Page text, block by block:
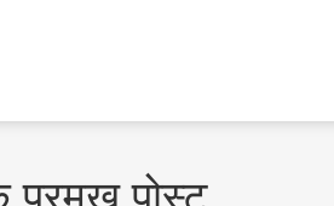
प्रमुख पोस्ट